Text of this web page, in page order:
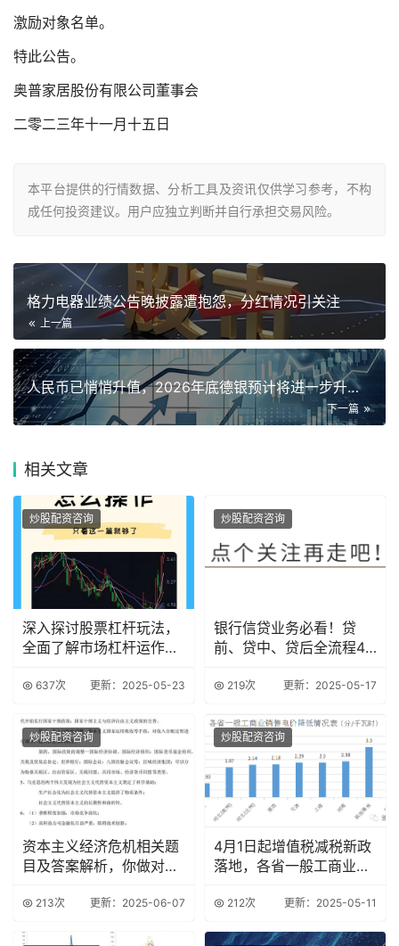
激励对象名单。
特此公告。
奥普家居股份有限公司董事会
二零二三年十一月十五日
本平台提供的行情数据、分析工具及资讯仅供学习参考，不构
成任何投资建议。用户应独立判断并自行承担交易风险。
格力电器业绩公告晚披露遭抱怨，分红情况引关注
上一篇
人民币已悄悄升值，2026年底德银预计将进一步升至6.7
下一篇
相关文章
炒股配资咨询
深入探讨股票杠杆玩法，
全面了解市场杠杆运作机
637次 更新：2025-05-23
炒股配资咨询
银行信贷业务必看！贷
前、贷中、贷后全流程47
219次 更新：2025-05-17
炒股配资咨询
资本主义经济危机相关题
目及答案解析，你做对了
213次 更新：2025-06-07
炒股配资咨询
4月1日起增值税减税新政
落地，各省一般工商业销
212次 更新：2025-05-11